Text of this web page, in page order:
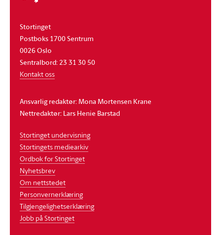
Stortinget
Postboks 1700 Sentrum
0026 Oslo
Sentralbord: 23 31 30 50
Kontakt oss
Ansvarlig redaktør: Mona Mortensen Krane
Nettredaktør: Lars Henie Barstad
Stortinget undervisning
Stortingets mediearkiv
Ordbok for Stortinget
Nyhetsbrev
Om nettstedet
Personvernerklæring
Tilgjengelighetserklæring
Jobb på Stortinget